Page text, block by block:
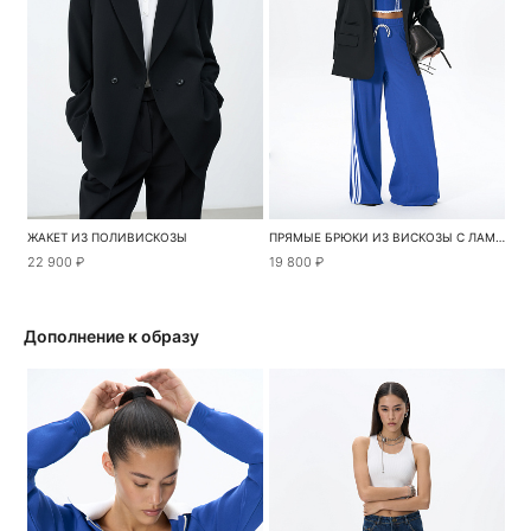
ЖАКЕТ ИЗ ПОЛИВИСКОЗЫ
22 900 ₽
ПРЯМЫЕ БРЮКИ ИЗ ВИСКОЗЫ С ЛАМПАСАМИ
19 800 ₽
Дополнение к образу